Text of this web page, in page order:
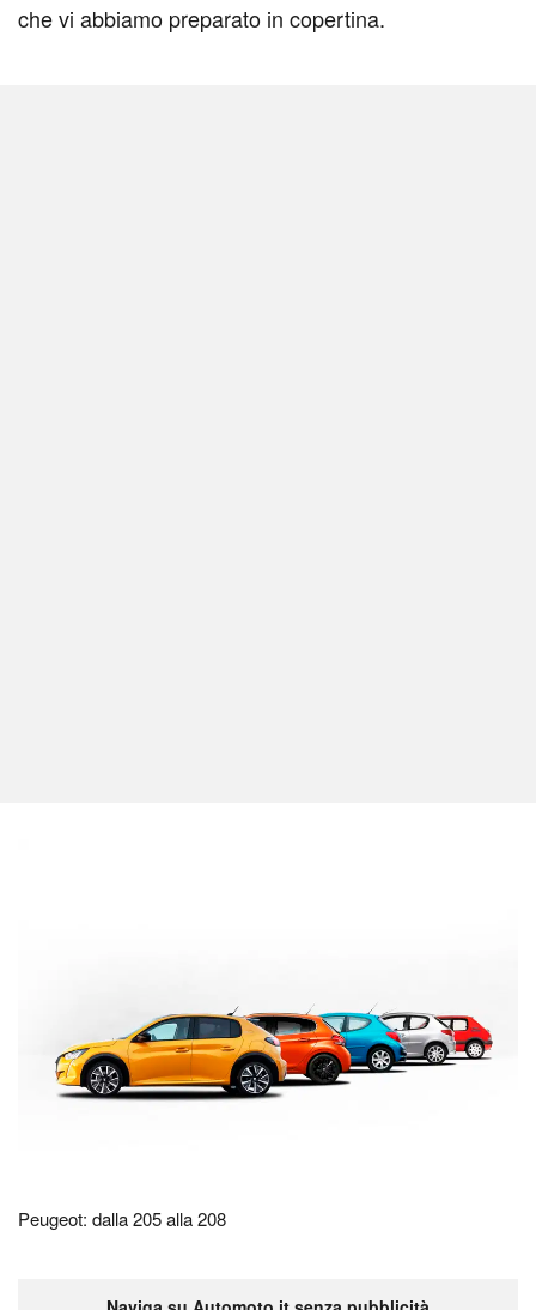
che vi abbiamo preparato in copertina.
Peugeot: dalla 205 alla 208